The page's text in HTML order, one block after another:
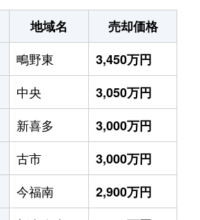
地域名
売却価格
鴫野東
3,450万円
中央
3,050万円
新喜多
3,000万円
古市
3,000万円
今福南
2,900万円